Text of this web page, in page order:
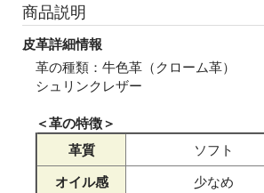
商品説明
皮革詳細情報
革の種類：牛色革（クローム革）
シュリンクレザー
＜革の特徴＞
革質
ソフト
オイル感
少なめ